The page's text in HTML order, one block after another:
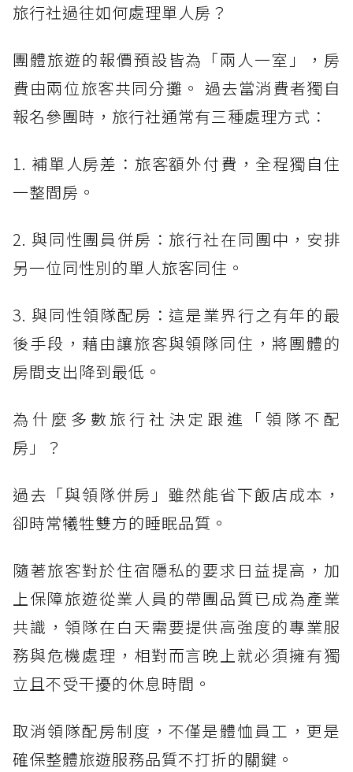
旅行社過往如何處理單人房？
團體旅遊的報價預設皆為「兩人一室」，房
費由兩位旅客共同分攤。 過去當消費者獨自
報名參團時，旅行社通常有三種處理方式：
1. 補單人房差：旅客額外付費，全程獨自住
一整間房。
2. 與同性團員併房：旅行社在同團中，安排
另一位同性別的單人旅客同住。
3. 與同性領隊配房：這是業界行之有年的最
後手段，藉由讓旅客與領隊同住，將團體的
房間支出降到最低。
為什麼多數旅行社決定跟進「領隊不配
房」？
過去「與領隊併房」雖然能省下飯店成本，
卻時常犧牲雙方的睡眠品質。
隨著旅客對於住宿隱私的要求日益提高，加
上保障旅遊從業人員的帶團品質已成為產業
共識，領隊在白天需要提供高強度的專業服
務與危機處理，相對而言晚上就必須擁有獨
立且不受干擾的休息時間。
取消領隊配房制度，不僅是體恤員工，更是
確保整體旅遊服務品質不打折的關鍵。